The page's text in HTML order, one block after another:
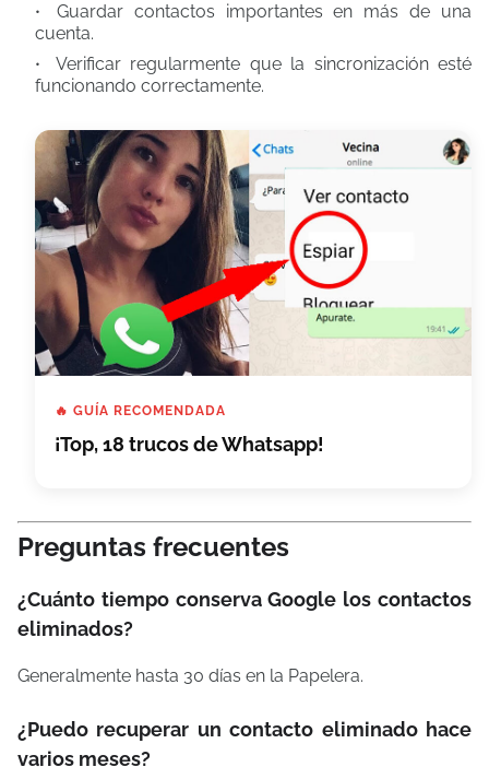
Guardar contactos importantes en más de una
cuenta.
Verificar regularmente que la sincronización esté
funcionando correctamente.
🔥 GUÍA RECOMENDADA
¡Top, 18 trucos de Whatsapp!
Preguntas frecuentes
¿Cuánto tiempo conserva Google los contactos
eliminados?
Generalmente hasta 30 días en la Papelera.
¿Puedo recuperar un contacto eliminado hace
varios meses?